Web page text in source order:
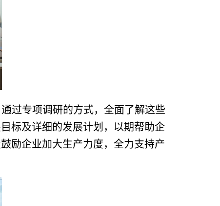
过专项调研的方式，全面了解这些
标及详细的发展计划，以期帮助企
励企业加大生产力度，全力支持产